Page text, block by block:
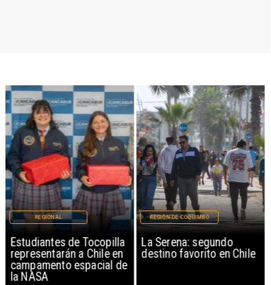
Estudiantes de Tocopilla
representarán a Chile en
campamento espacial de
la NASA
REGIONAL
La Serena: segundo
destino favorito en Chile
REGIÓN DE COQUIMBO